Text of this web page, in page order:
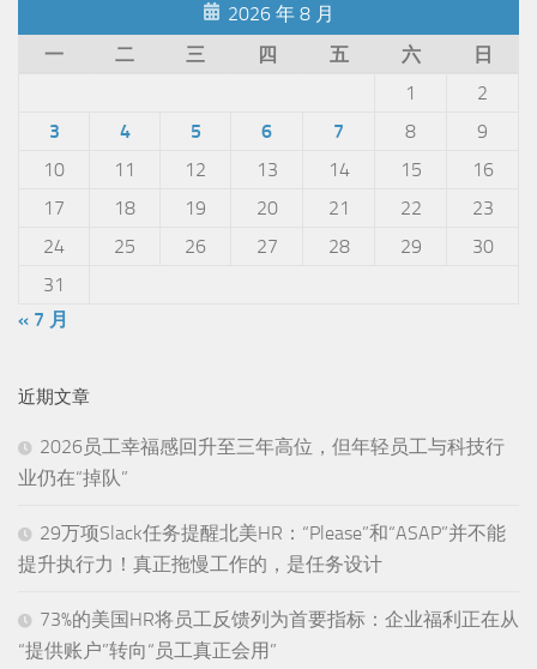
2026 年 8 月
一
二 三 四 五 六
日
1
2
3
4 5 6 7 8
9
10
11 12 13 14 15
16
17
18 19 20 21 22
23
24
25 26 27 28 29
30
31
« 7 月
近期文章
2026员工幸福感回升至三年高位，但年轻员工与科技行
业仍在“掉队”
29万项Slack任务提醒北美HR：“Please”和“ASAP”并不能
提升执行力！真正拖慢工作的，是任务设计
73%的美国HR将员工反馈列为首要指标：企业福利正在从
“提供账户”转向“员工真正会用”